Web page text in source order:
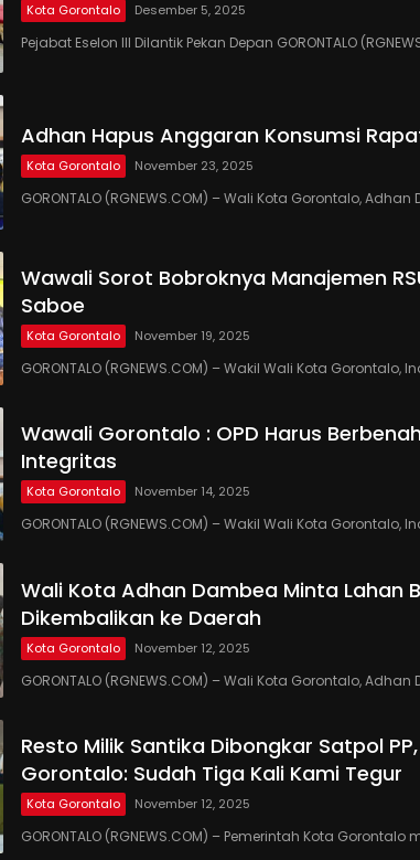
Kota Gorontalo Desember 5, 2025
Pejabat Eselon III Dilantik Pekan Depan GORONTALO
Adhan Hapus Anggaran Konsumsi
Kota Gorontalo November 23, 2025
GORONTALO (RGNEWS.COM) – Wali Kota Gorontalo, Adhan
Wawali Sorot Bobroknya Manajemen
Saboe
Kota Gorontalo November 19, 2025
GORONTALO (RGNEWS.COM) – Wakil Wali Kota Gorontalo,
Wawali Gorontalo : OPD Harus
Integritas
Kota Gorontalo November 14, 2025
GORONTALO (RGNEWS.COM) – Wakil Wali Kota Gorontalo,
Wali Kota Adhan Dambea Minta Lahan
Dikembalikan ke Daerah
Kota Gorontalo November 12, 2025
GORONTALO (RGNEWS.COM) – Wali Kota Gorontalo, Adhan
Resto Milik Santika Dibongkar Satpol
Gorontalo: Sudah Tiga Kali Kami Tegur
Kota Gorontalo November 12, 2025
GORONTALO (RGNEWS.COM) – Pemerintah Kota Gorontalo